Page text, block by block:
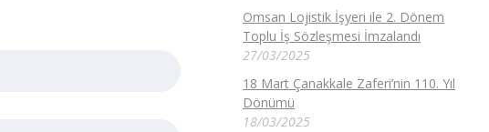
Omsan Lojistik İşyeri ile 2. Dönem
Toplu İş Sözleşmesi İmzalandı
27/03/2025
18 Mart Çanakkale Zaferi’nin 110. Yıl
Dönümü
18/03/2025